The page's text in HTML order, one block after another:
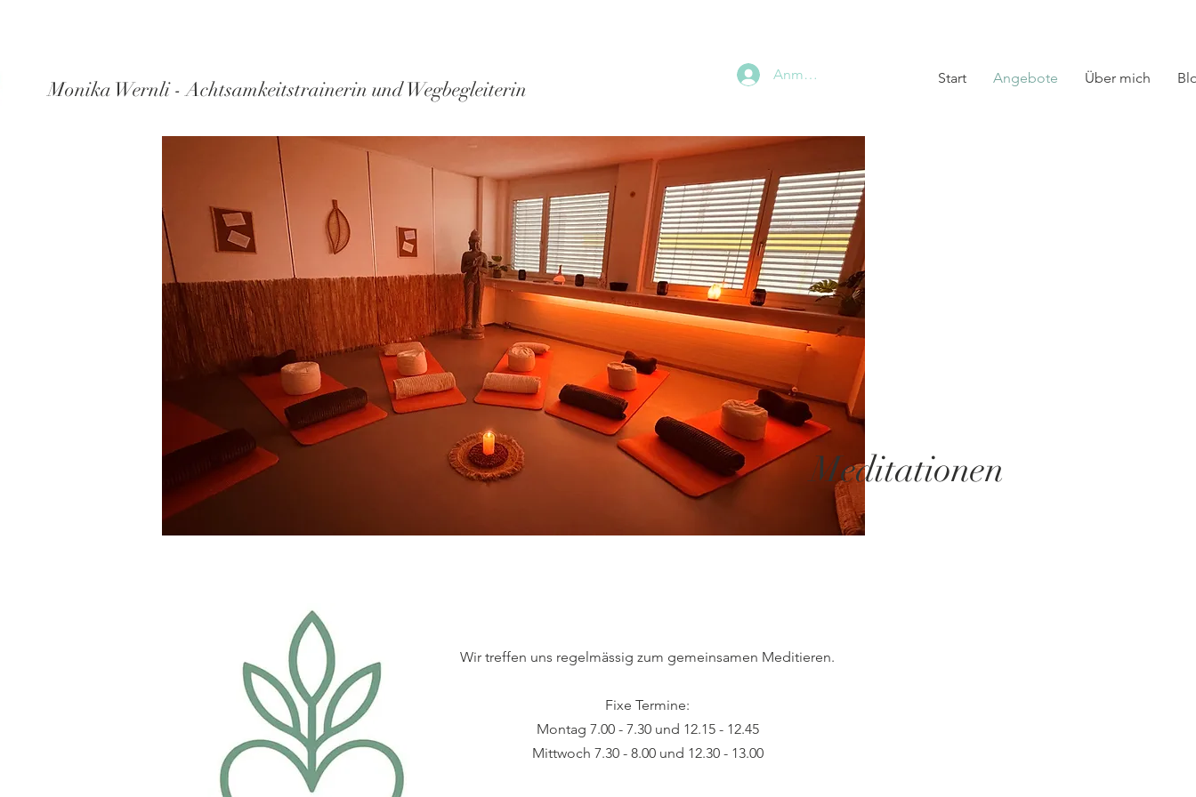
Monika Wernli - Achtsamkeitstrainerin und Wegbegleiterin
Anmelden Start Angebote Über mich
Meditationen
Wir treffen uns regelmässig zum gemeinsamen Meditieren.
Fixe Termine:
Montag 7.00 - 7.30 und 12.15 - 12.45
Mittwoch 7.30 - 8.00 und 12.30 - 13.00